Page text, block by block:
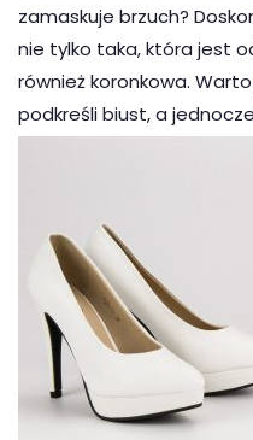
zamaskuje brzuch?
nie tylko taka, która jest
również koronkowa.
podkreśli biust, a